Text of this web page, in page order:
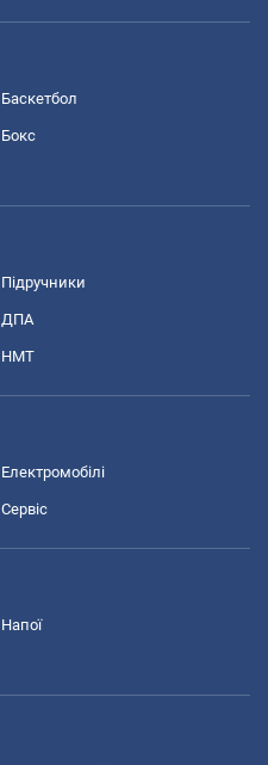
Баскетбол
Бокс
Підручники
ДПА
НМТ
Електромобілі
Сервіс
Напої